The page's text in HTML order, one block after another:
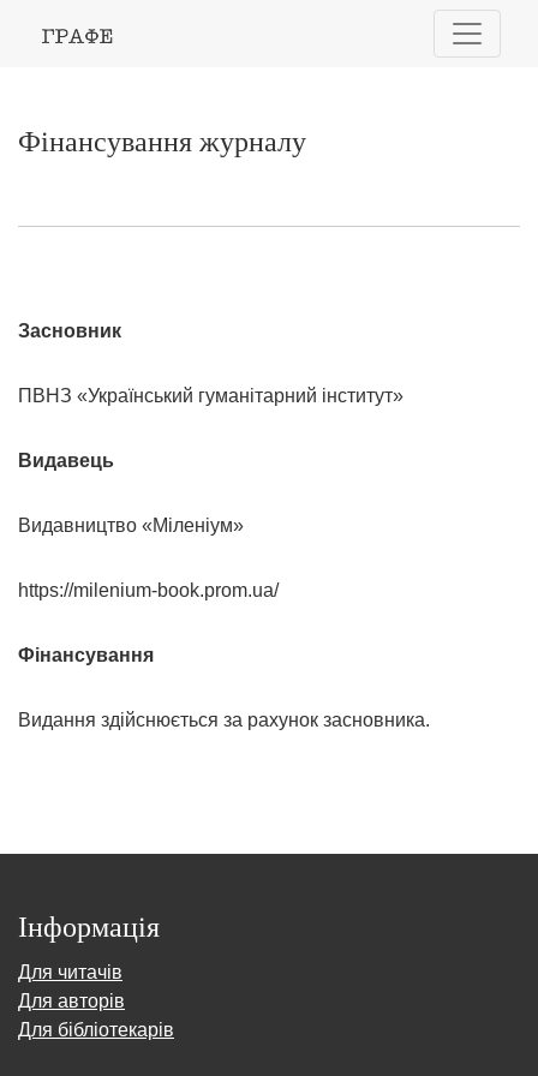
Фінансування журналу
Засновник
ПВНЗ «Український гуманітарний інститут»
Видавець
Видавництво «Міленіум»
https://milenium-book.prom.ua/
Фінансування
Видання здійснюється за рахунок засновника.
Інформація
Для читачів
Для авторів
Для бібліотекарів